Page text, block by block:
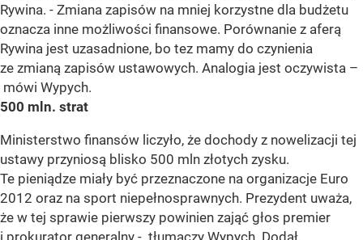
Rywina. - Zmiana zapisów na mniej korzystne dla budżetu
oznacza inne możliwości finansowe. Porównanie z aferą
Rywina jest uzasadnione, bo tez mamy do czynienia
ze zmianą zapisów ustawowych. Analogia jest oczywista –
mówi Wypych.
500 mln. strat
Ministerstwo finansów liczyło, że dochody z nowelizacji tej
ustawy przyniosą blisko 500 mln złotych zysku.
Te pieniądze miały być przeznaczone na organizacje Euro
2012 oraz na sport niepełnosprawnych. Prezydent uważa,
że w tej sprawie pierwszy powinien zająć głos premier
i prokurator generalny - tłumaczy Wypych. Dodał,